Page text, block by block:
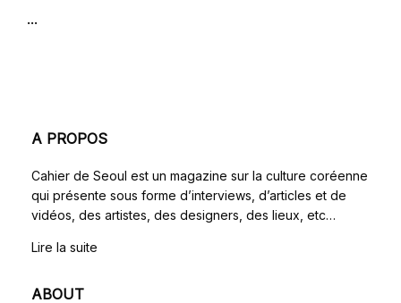
...
A PROPOS
Cahier de Seoul est un magazine sur la culture coréenne
qui présente sous forme d’interviews, d’articles et de
vidéos, des artistes, des designers, des lieux, etc…
Lire la suite
ABOUT